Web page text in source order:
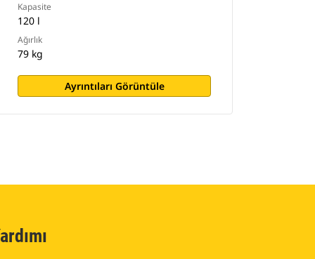
Kapasite
120 l
Ağırlık
79 kg
Ayrıntıları Görüntüle